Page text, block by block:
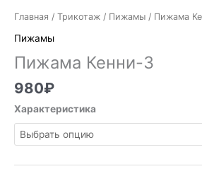
Главная / Трикотаж / Пижамы / Пижама
Пижамы
Пижама Кенни-3
980₽
Характеристика